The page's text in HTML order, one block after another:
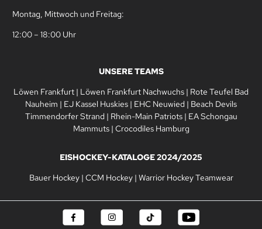
Montag, Mittwoch und Freitag:
12:00 – 18:00 Uhr
UNSERE TEAMS
Löwen Frankfurt | Löwen Frankfurt Nachwuchs | Rote Teufel Bad
Nauheim | EJ Kassel Huskies | EHC Neuwied | Beach Devils
Timmendorfer Strand | Rhein-Main Patriots| EA Schongau
Mammuts| Crocodiles Hamburg
EISHOCKEY-KATALOGE 2024/2025
Bauer Hockey| CCM Hockey| Warrior Hockey Teamwear